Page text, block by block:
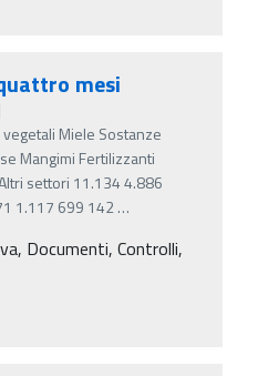
mesi
Miele Sostanze
Mangimi Fertilizzanti
settori 11.134 4.886
1.117 699 142…
Documenti, Controlli,